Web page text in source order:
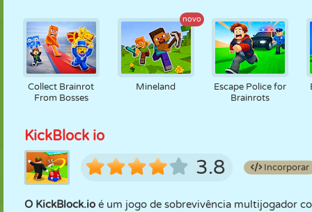
Collect Brainrot
From Bosses
novo
Mineland
Escape Police for
Brainrots
KickBlock io
3.8 Incorporar
O KickBlock.io é um jogo de sobrevivência multijogador